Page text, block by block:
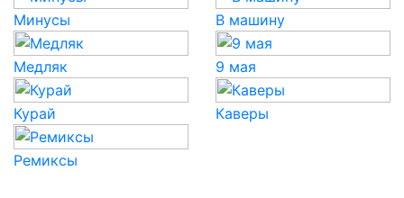
Минусы В машину
Медляк 9 мая
Курай Каверы
Ремиксы